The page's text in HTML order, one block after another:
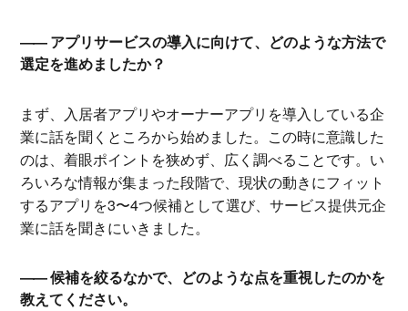
アプリサービスの導入に向けて、どのような方法で
選定を進めましたか？
まず、入居者アプリやオーナーアプリを導入している企
業に話を聞くところから始めました。この時に意識した
のは、着眼ポイントを狭めず、広く調べることです。い
ろいろな情報が集まった段階で、現状の動きにフィット
するアプリを3〜4つ候補として選び、サービス提供元企
業に話を聞きにいきました。
候補を絞るなかで、どのような点を重視したのかを
教えてください。